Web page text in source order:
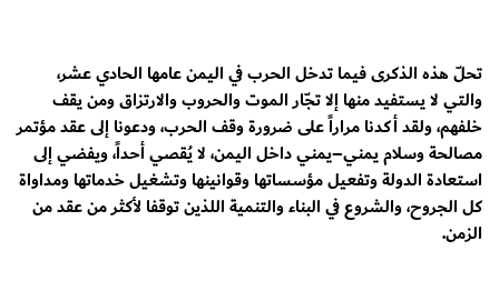
تحلّ هذه الذكرى فيما تدخل الحرب في اليمن عامها الحادي عشر،
والتي لا يستفيد منها إلا تجّار الموت والحروب والارتزاق ومن يقف
خلفهم، ولقد أكدنا مراراً على ضرورة وقف الحرب، ودعونا إلى عقد مؤتمر
مصالحة وسلام يمني–يمني داخل اليمن، لا يُقصي أحداً، ويفضي إلى
استعادة الدولة وتفعيل مؤسساتها وقوانينها وتشغيل خدماتها ومداواة
كل الجروح، والشروع في البناء والتنمية اللذين توقفا لأكثر من عقد من
الزمن.